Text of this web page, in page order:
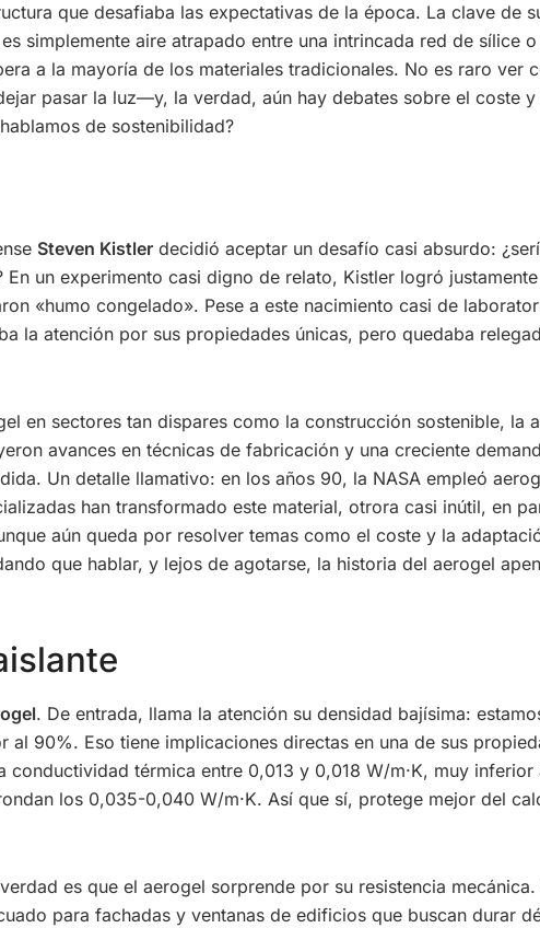
que desafiaba las expectativas de la época. La clave de
simplemente aire atrapado entre una intrincada red de sílice
a la mayoría de los materiales tradicionales. No es raro ver
pasar la luz—y, la verdad, aún hay debates sobre el coste y
de sostenibilidad?
Steven Kistler decidió aceptar un desafío casi absurdo:
un experimento casi digno de relato, Kistler logró
«humo congelado». Pese a este nacimiento casi de
la atención por sus propiedades únicas, pero quedaba
en sectores tan dispares como la construcción sostenible, la
avances en técnicas de fabricación y una creciente
Un detalle llamativo: en los años 90, la NASA empleó
han transformado este material, otrora casi inútil, en
aún queda por resolver temas como el coste y la
que hablar, y lejos de agotarse, la historia del aerogel
. De entrada, llama la atención su densidad bajísima:
al 90%. Eso tiene implicaciones directas en una de sus
conductividad térmica entre 0,013 y 0,018 W/m·K, muy inferior
los 0,035-0,040 W/m·K. Así que sí, protege mejor del
es que el aerogel sorprende por su resistencia
para fachadas y ventanas de edificios que buscan durar